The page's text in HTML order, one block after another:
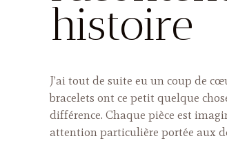
histoire
J’ai tout de suite eu un coup de
bracelets ont ce petit quelque
différence. Chaque pièce est
attention particulière portée aux